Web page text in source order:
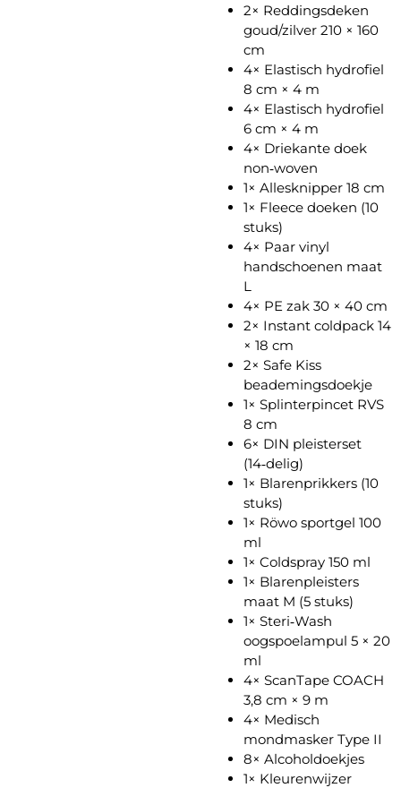
2× Reddingsdeken
goud/zilver 210 × 160
cm
4× Elastisch hydrofiel
8 cm × 4 m
4× Elastisch hydrofiel
6 cm × 4 m
4× Driekante doek
non‑woven
1× Allesknipper 18 cm
1× Fleece doeken (10
stuks)
4× Paar vinyl
handschoenen maat
L
4× PE zak 30 × 40 cm
2× Instant coldpack 14
× 18 cm
2× Safe Kiss
beademingsdoekje
1× Splinterpincet RVS
8 cm
6× DIN pleisterset
(14‑delig)
1× Blarenprikkers (10
stuks)
1× Röwo sportgel 100
ml
1× Coldspray 150 ml
1× Blarenpleisters
maat M (5 stuks)
1× Steri‑Wash
oogspoelampul 5 × 20
ml
4× ScanTape COACH
3,8 cm × 9 m
4× Medisch
mondmasker Type II
8× Alcoholdoekjes
1× Kleurenwijzer